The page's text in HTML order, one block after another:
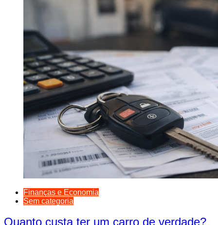
Finanças e Economia
Sem categoria
Quanto custa ter um carro de verdade?